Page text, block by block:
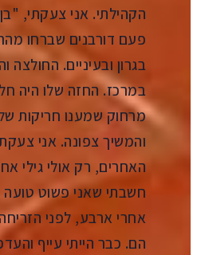
הקהילתי. אני צעקתי,
פעם דורבנים שברחו
בגרון ובעיניים.
במרכז. החזה שלו היה
מרחוק שמענו חריקות
והמשיך צפונה. אני
האחרים, רק אולי גילי
חשבתי שאני פשוט
אחרי ארבע, לפני
הם. כבר הייתי עייף